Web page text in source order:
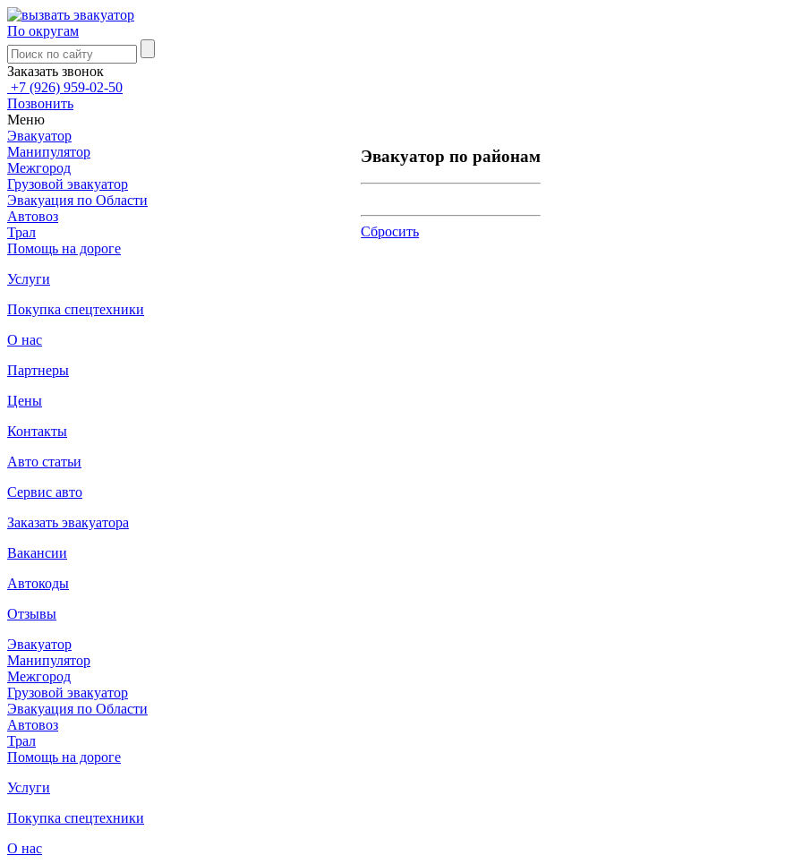
По округам
Заказать звонок
+7 (926) 959-02-50
Позвонить
Меню
Эвакуатор
Манипулятор
Межгород
Грузовой эвакуатор
Эвакуация по Области
Автовоз
Трал
Помощь на дороге
Услуги
Покупка спецтехники
О нас
Партнеры
Цены
Контакты
Авто статьи
Сервис авто
Заказать эвакуатора
Вакансии
Автокоды
Отзывы
Эвакуатор
Манипулятор
Межгород
Грузовой эвакуатор
Эвакуация по Области
Автовоз
Трал
Помощь на дороге
Услуги
Покупка спецтехники
О нас
Эвакуатор по районам
Сбросить